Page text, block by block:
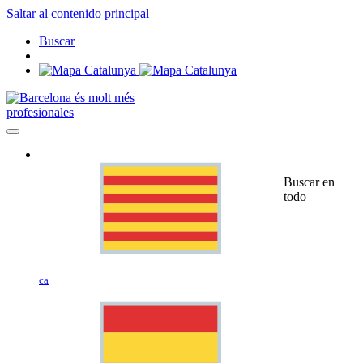
Saltar al contenido principal
Buscar
profesionales
ca
Buscar en
todo